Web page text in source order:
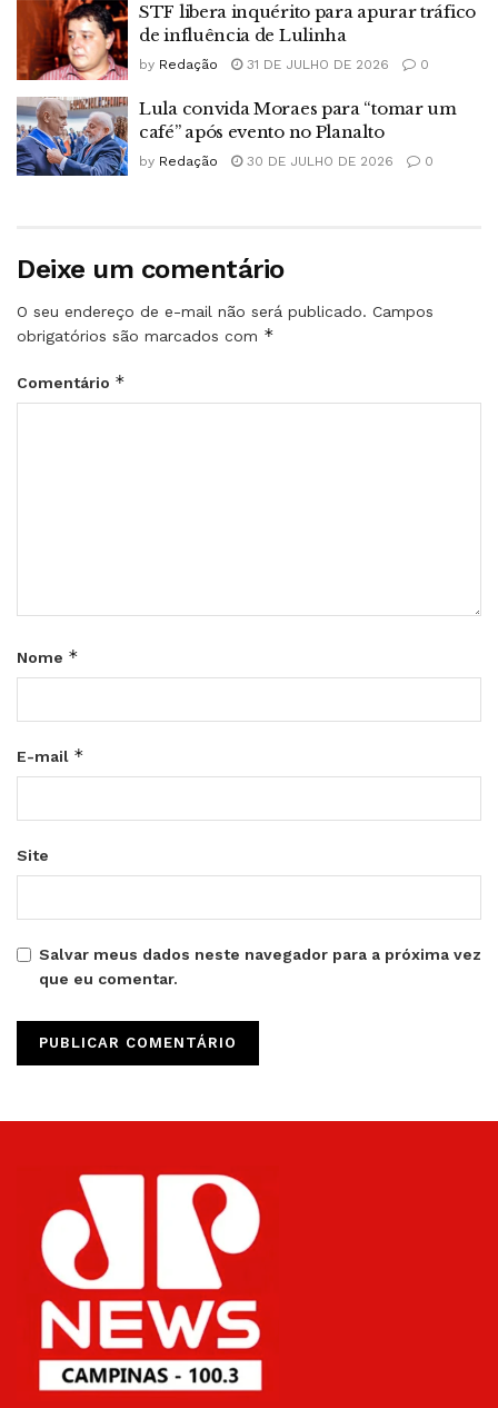
STF libera inquérito para apurar tráfico
de influência de Lulinha
by Redação 31 DE JULHO DE 2026 0
Lula convida Moraes para “tomar um
café” após evento no Planalto
by Redação 30 DE JULHO DE 2026 0
Deixe um comentário
O seu endereço de e-mail não será publicado. Campos
obrigatórios são marcados com *
Comentário *
Nome *
E-mail *
Site
Salvar meus dados neste navegador para a próxima vez
que eu comentar.